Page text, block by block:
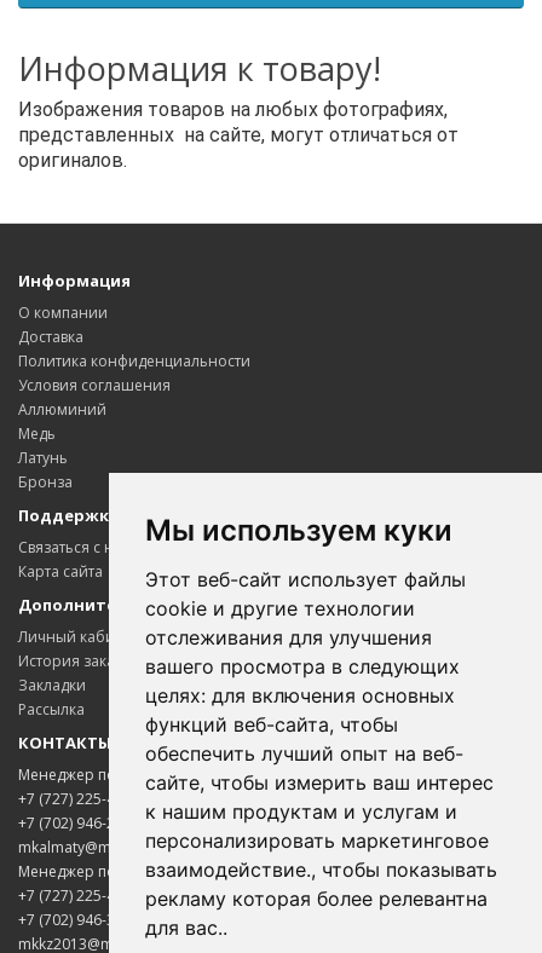
Мы используем куки
Этот веб-сайт использует файлы
cookie и другие технологии
отслеживания для улучшения
вашего просмотра в следующих
целях: для включения основных
функций веб-сайта, чтобы
обеспечить лучший опыт на веб-
сайте, чтобы измерить ваш интерес
к нашим продуктам и услугам и
персонализировать маркетинговое
взаимодействие., чтобы показывать
рекламу которая более релевантна
для вас..
Информация к товару!
Изображения товаров на любых фотографиях,
представленных на сайте, могут отличаться от
оригиналов.
Информация
О компании
Доставка
Политика конфиденциальности
Условия соглашения
Аллюминий
Медь
Латунь
Бронза
Поддержка клиентов
Связаться с нами
Карта сайта
Дополнительно
Личный кабинет
История заказов
Закладки
Рассылка
КОНТАКТЫ
Менеджер по цветному металлопрокату
+7 (727) 225-45-65
+7 (702) 946-20-02
mkalmaty@mail.ru
Менеджер по электротехнической продукции
+7 (727) 225-45-85
+7 (702) 946-33-00
mkkz2013@mail.ru